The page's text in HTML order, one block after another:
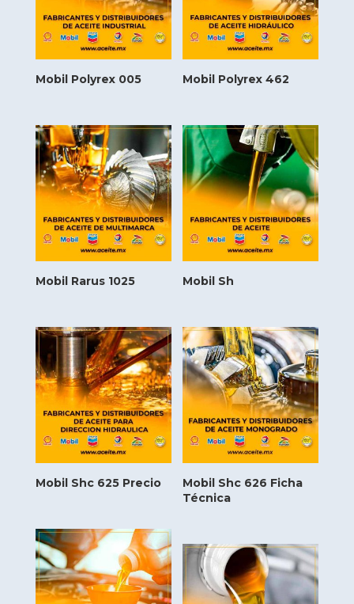
Mobil Polyrex 005 Mobil Polyrex 462
Mobil Rarus 1025 Mobil Sh
Mobil Shc 625 Precio
Mobil Shc 626 Ficha
Técnica